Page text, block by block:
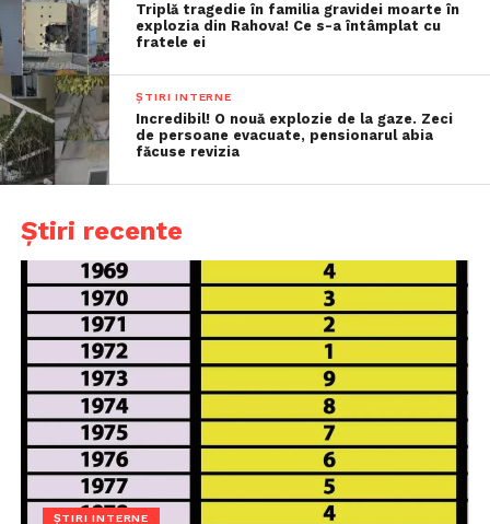
Triplă tragedie în familia gravidei moarte în
explozia din Rahova! Ce s-a întâmplat cu
fratele ei
ȘTIRI INTERNE
Incredibil! O nouă explozie de la gaze. Zeci
de persoane evacuate, pensionarul abia
făcuse revizia
Știri recente
ȘTIRI INTERNE